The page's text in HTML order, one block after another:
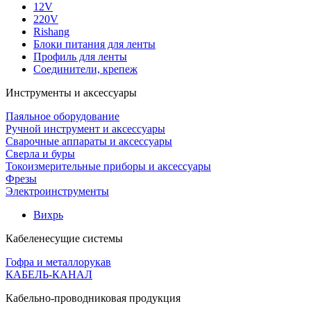
12V
220V
Rishang
Блоки питания для ленты
Профиль для ленты
Соединители, крепеж
Инструменты и аксессуары
Паяльное оборудование
Ручной инструмент и аксессуары
Сварочные аппараты и аксессуары
Сверла и буры
Токоизмерительные приборы и аксессуары
Фрезы
Электроинструменты
Вихрь
Кабеленесущие системы
Гофра и металлорукав
КАБЕЛЬ-КАНАЛ
Кабельно-проводниковая продукция